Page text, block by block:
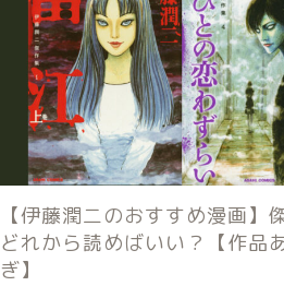
【伊藤潤二のおすすめ漫画】
どれから読めばいい？【作品
ぎ】